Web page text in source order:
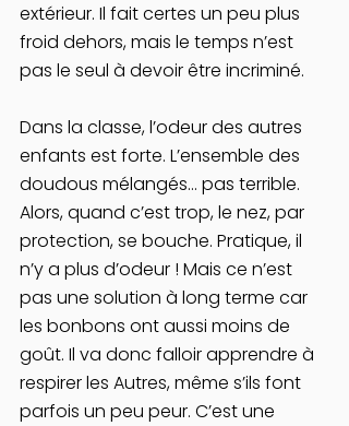
extérieur. Il fait certes un peu plus
froid dehors, mais le temps n’est
pas le seul à devoir être incriminé.
Dans la classe, l’odeur des autres
enfants est forte. L’ensemble des
doudous mélangés… pas terrible.
Alors, quand c’est trop, le nez, par
protection, se bouche. Pratique, il
n’y a plus d’odeur ! Mais ce n’est
pas une solution à long terme car
les bonbons ont aussi moins de
goût. Il va donc falloir apprendre à
respirer les Autres, même s’ils font
parfois un peu peur. C’est une